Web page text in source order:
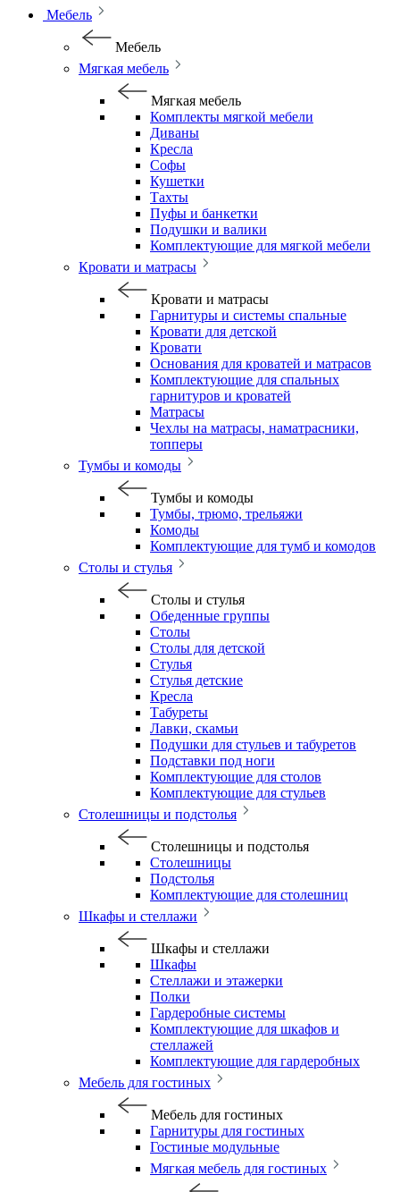
Мебель
Мебель
Мягкая мебель
Мягкая мебель
Комплекты мягкой мебели
Диваны
Кресла
Софы
Кушетки
Тахты
Пуфы и банкетки
Подушки и валики
Комплектующие для мягкой мебели
Кровати и матрасы
Кровати и матрасы
Гарнитуры и системы спальные
Кровати для детской
Кровати
Основания для кроватей и матрасов
Комплектующие для спальных
гарнитуров и кроватей
Матрасы
Чехлы на матрасы, наматрасники,
топперы
Тумбы и комоды
Тумбы и комоды
Тумбы, трюмо, трельяжи
Комоды
Комплектующие для тумб и комодов
Столы и стулья
Столы и стулья
Обеденные группы
Столы
Столы для детской
Стулья
Стулья детские
Кресла
Табуреты
Лавки, скамьи
Подушки для стульев и табуретов
Подставки под ноги
Комплектующие для столов
Комплектующие для стульев
Столешницы и подстолья
Столешницы и подстолья
Столешницы
Подстолья
Комплектующие для столешниц
Шкафы и стеллажи
Шкафы и стеллажи
Шкафы
Стеллажи и этажерки
Полки
Гардеробные системы
Комплектующие для шкафов и
стеллажей
Комплектующие для гардеробных
Мебель для гостиных
Мебель для гостиных
Гарнитуры для гостиных
Гостиные модульные
Мягкая мебель для гостиных